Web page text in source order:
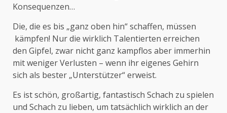
Konsequenzen…
Die, die es bis „ganz oben hin“ schaffen, müssen
kämpfen! Nur die wirklich Talentierten erreichen
den Gipfel, zwar nicht ganz kampflos aber immerhin
mit weniger Verlusten – wenn ihr eigenes Gehirn
sich als bester „Unterstützer“ erweist.
Es ist schön, großartig, fantastisch Schach zu spielen
und Schach zu lieben, um tatsächlich wirklich an der